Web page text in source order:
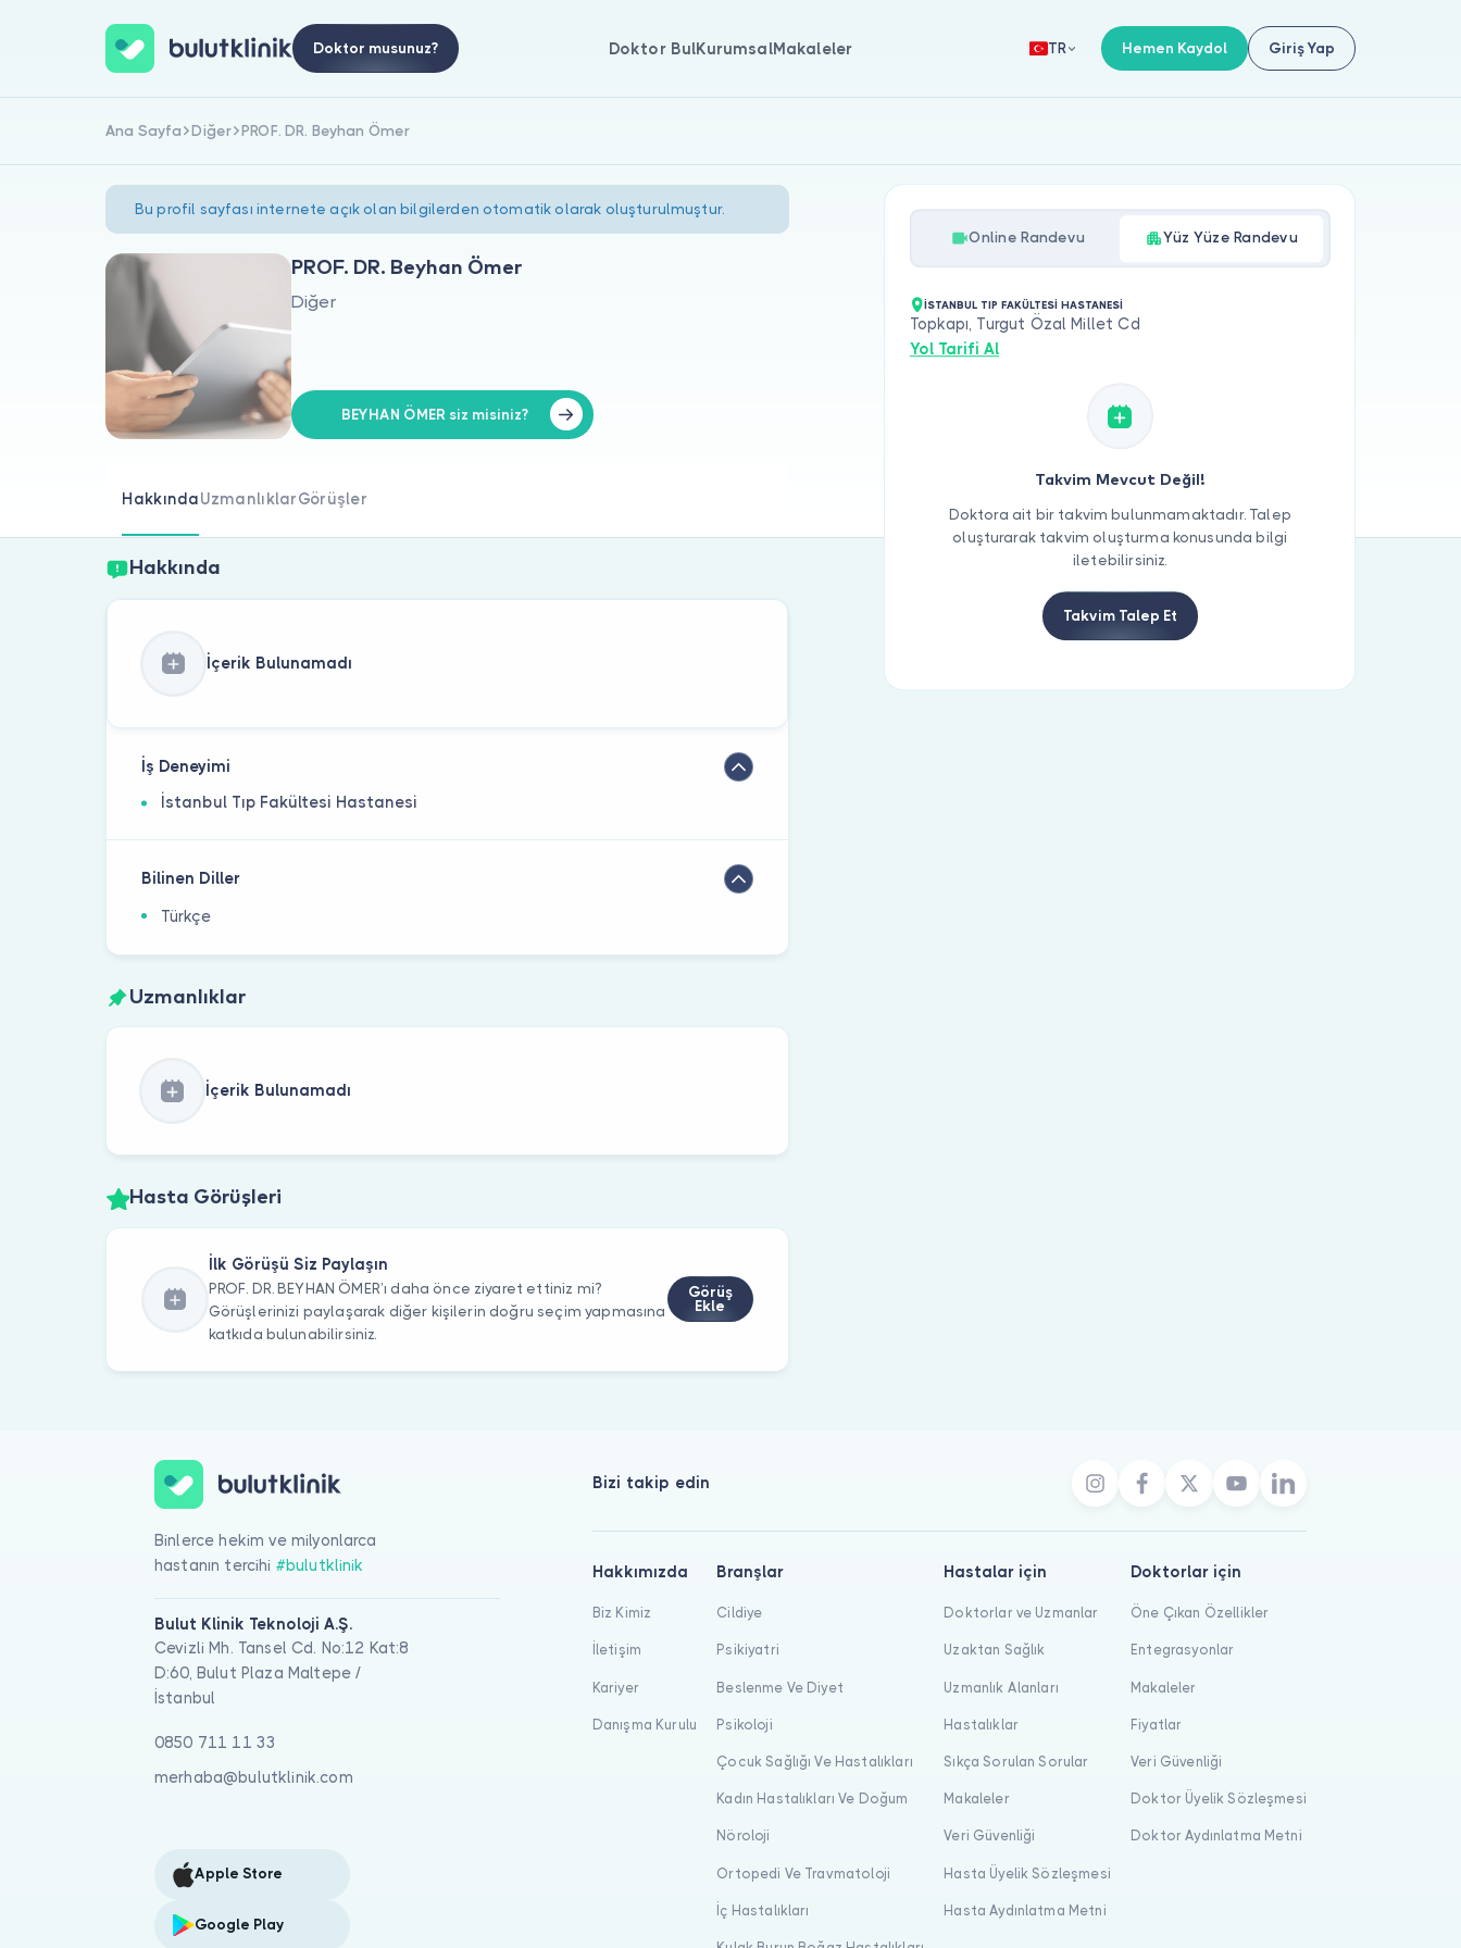
Doktor musunuz? Doktor BulKurumsalMakaleler TR Hemen Kaydol Giriş Yap
Ana Sayfa Diğer PROF. DR. Beyhan Ömer
Bu profil sayfası internete açık olan bilgilerden otomatik olarak oluşturulmuştur.
PROF. DR. Beyhan Ömer
Diğer
BEYHAN ÖMER siz misiniz?
HakkındaUzmanlıklarGörüşler
Hakkında
İçerik Bulunamadı
İş Deneyimi
İstanbul Tıp Fakültesi Hastanesi
Bilinen Diller
Türkçe
Uzmanlıklar
İçerik Bulunamadı
Hasta Görüşleri
İlk Görüşü Siz Paylaşın
PROF. DR. BEYHAN ÖMER’ı daha önce ziyaret ettiniz mi?
Görüşlerinizi paylaşarak diğer kişilerin doğru seçim yapmasına
katkıda bulunabilirsiniz.
Görüş
Ekle
Online Randevu Yüz Yüze Randevu
İSTANBUL TIP FAKÜLTESİ HASTANESİ
Topkapı, Turgut Özal Millet Cd
Yol Tarifi Al
Takvim Mevcut Değil!
Doktora ait bir takvim bulunmamaktadır. Talep
oluşturarak takvim oluşturma konusunda bilgi
iletebilirsiniz.
Takvim Talep Et
Binlerce hekim ve milyonlarca
hastanın tercihi #bulutklinik
Bulut Klinik Teknoloji A.Ş.
Cevizli Mh. Tansel Cd. No:12 Kat:8
D:60, Bulut Plaza Maltepe /
İstanbul
0850 711 11 33
merhaba@bulutklinik.com
Apple Store
Google Play
Bizi takip edin
Hakkımızda
Biz Kimiz
İletişim
Kariyer
Danışma Kurulu
Branşlar
Cildiye
Psikiyatri
Beslenme Ve Diyet
Psikoloji
Çocuk Sağlığı Ve Hastalıkları
Kadın Hastalıkları Ve Doğum
Nöroloji
Ortopedi Ve Travmatoloji
İç Hastalıkları
Hastalar için
Doktorlar ve Uzmanlar
Uzaktan Sağlık
Uzmanlık Alanları
Hastalıklar
Sıkça Sorulan Sorular
Makaleler
Veri Güvenliği
Hasta Üyelik Sözleşmesi
Hasta Aydınlatma Metni
Doktorlar için
Öne Çıkan Özellikler
Entegrasyonlar
Makaleler
Fiyatlar
Veri Güvenliği
Doktor Üyelik Sözleşmesi
Doktor Aydınlatma Metni